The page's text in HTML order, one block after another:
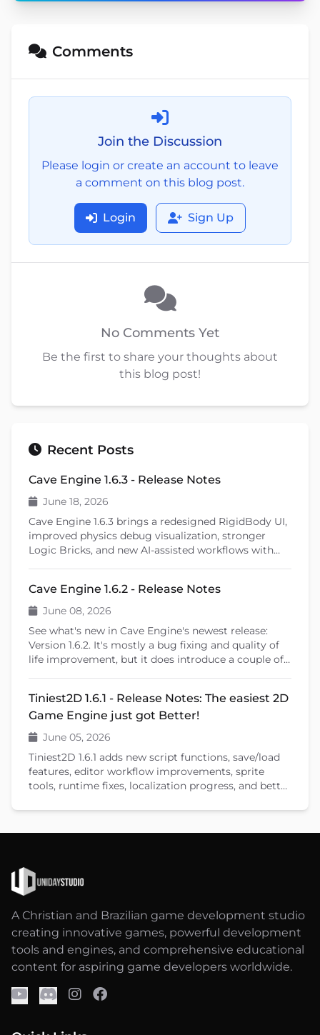
Comments
Join the Discussion
Please login or create an account to leave
a comment on this blog post.
Login Sign Up
No Comments Yet
Be the first to share your thoughts about
this blog post!
Recent Posts
Cave Engine 1.6.3 - Release Notes
June 18, 2026
Cave Engine 1.6.3 brings a redesigned RigidBody UI,
improved physics debug visualization, stronger
Logic Bricks, and new AI-assisted workflows with
learning tools, and previews upcoming features like
shader editing and ragdoll physics.
Cave Engine 1.6.2 - Release Notes
June 08, 2026
See what's new in Cave Engine's newest release:
Version 1.6.2. It's mostly a bug fixing and quality of
life improvement, but it does introduce a couple of
Tiniest2D 1.6.1 - Release Notes: The easiest 2D
Game Engine just got Better!
June 05, 2026
Tiniest2D 1.6.1 adds new script functions, save/load
features, editor workflow improvements, sprite
tools, runtime fixes, localization progress, and better
A Christian and Brazilian game development studio
creating innovative games, powerful development
tools and engines, and comprehensive educational
content for aspiring game developers worldwide.